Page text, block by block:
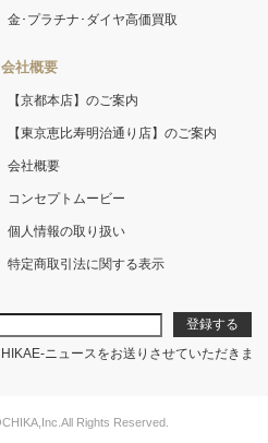
金･プラチナ･ダイヤ高価買取
会社概要
【京都本店】のご案内
【東京恵比寿明治通り店】のご案内
会社概要
コンセプトムービー
個人情報の取り扱い
特定商取引法に関する表示
ニュースをお送りさせていただきま
Rights Reserved.